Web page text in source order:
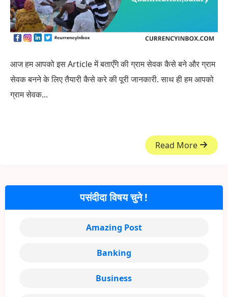
आज हम आपको इस Article में बताएँगे की ग्राम सेवक कैसे बने और ग्राम
सेवक बनने के लिए तैयारी कैसे करे की पूरी जानकारी. साथ ही हम आपको
ग्राम सेवक...
Read More
पसंदीदा विषय चुने !
Amazing Post
Banking
Business